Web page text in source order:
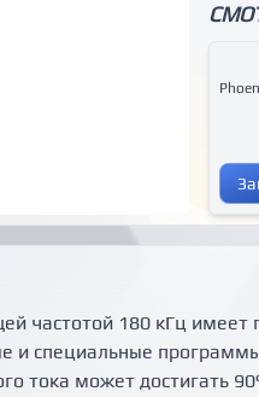
частотой 180 кГц
и специальные
тока может достигать